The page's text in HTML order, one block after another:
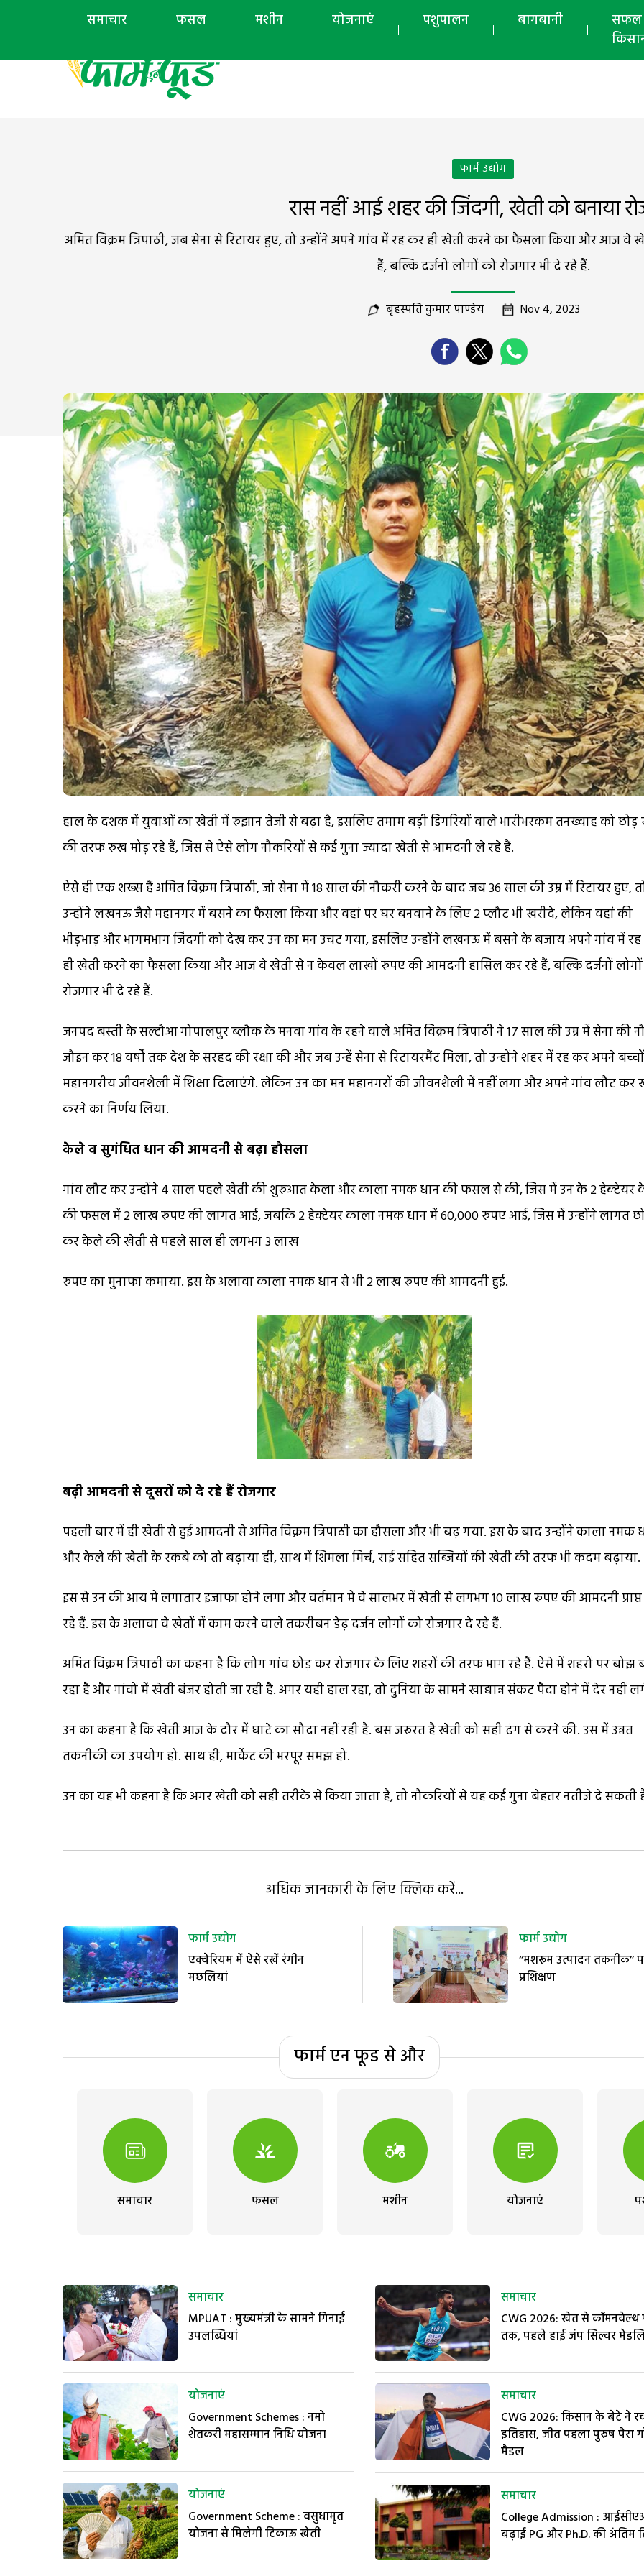
समाचार फसल मशीन योजनाएं पशुपालन बागबानी
सफल
फार्म उद्योग
रास नहीं आई शहर की जिंदगी, खेती को बनाया
अमित विक्रम त्रिपाठी, जब सेना से रिटायर हुए, तो उन्होंने अपने गांव में रह कर ही खेती करने का फैसला किया और
हैं, बल्कि दर्जनों लोगों को रोजगार भी दे रहे हैं.
बृहस्पति कुमार पाण्डेय Nov 4, 2023
हाल के दशक में युवाओं का खेती में रुझान तेजी से बढ़ा है, इसलिए तमाम बड़ी डिगरियों वाले भारीभरकम तनख्वाह को छोड़
की तरफ रुख मोड़ रहे हैं, जिस से ऐसे लोग नौकरियों से कई गुना ज्यादा खेती से आमदनी ले रहे हैं.
ऐसे ही एक शख्स हैं अमित विक्रम त्रिपाठी, जो सेना में 18 साल की नौकरी करने के बाद जब 36 साल की उम्र में रिटायर हुए,
उन्होंने लखनऊ जैसे महानगर में बसने का फैसला किया और वहां पर घर बनवाने के लिए 2 प्लौट भी खरीदे, लेकिन वहां की
भीड़भाड़ और भागमभाग जिंदगी को देख कर उन का मन उचट गया, इसलिए उन्होंने लखनऊ में बसने के बजाय अपने गांव में
ही खेती करने का फैसला किया और आज वे खेती से न केवल लाखों रुपए की आमदनी हासिल कर रहे हैं, बल्कि दर्जनों
रोजगार भी दे रहे हैं.
जनपद बस्ती के सल्टौआ गोपालपुर ब्लौक के मनवा गांव के रहने वाले अमित विक्रम त्रिपाठी ने 17 साल की उम्र में सेना की
जौइन कर 18 वर्षों तक देश के सरहद की रक्षा की और जब उन्हें सेना से रिटायरमैंट मिला, तो उन्होंने शहर में रह कर अपने
महानगरीय जीवनशैली में शिक्षा दिलाएंगे. लेकिन उन का मन महानगरों की जीवनशैली में नहीं लगा और अपने गांव लौट कर
करने का निर्णय लिया.
केले व सुगंधित धान की आमदनी से बढ़ा हौसला
गांव लौट कर उन्होंने 4 साल पहले खेती की शुरुआत केला और काला नमक धान की फसल से की, जिस में उन के 2 हेक्टेयर
की फसल में 2 लाख रुपए की लागत आई, जबकि 2 हेक्टेयर काला नमक धान में 60,000 रुपए आई, जिस में उन्होंने लागत
कर केले की खेती से पहले साल ही लगभग 3 लाख
रुपए का मुनाफा कमाया. इस के अलावा काला नमक धान से भी 2 लाख रुपए की आमदनी हुई.
बढ़ी आमदनी से दूसरों को दे रहे हैं रोजगार
पहली बार में ही खेती से हुई आमदनी से अमित विक्रम त्रिपाठी का हौसला और भी बढ़ गया. इस के बाद उन्होंने काला नमक
और केले की खेती के रकबे को तो बढ़ाया ही, साथ में शिमला मिर्च, राई सहित सब्जियों की खेती की तरफ भी कदम बढ़ाया.
इस से उन की आय में लगातार इजाफा होने लगा और वर्तमान में वे सालभर में खेती से लगभग 10 लाख रुपए की आमदनी
रहे हैं. इस के अलावा वे खेतों में काम करने वाले तकरीबन डेढ़ दर्जन लोगों को रोजगार दे रहे हैं.
अमित विक्रम त्रिपाठी का कहना है कि लोग गांव छोड़ कर रोजगार के लिए शहरों की तरफ भाग रहे हैं. ऐसे में शहरों पर बोझ
रहा है और गांवों में खेती बंजर होती जा रही है. अगर यही हाल रहा, तो दुनिया के सामने खाद्यान्न संकट पैदा होने में देर नहीं
उन का कहना है कि खेती आज के दौर में घाटे का सौदा नहीं रही है. बस जरूरत है खेती को सही ढंग से करने की. उस में उन्नत
तकनीकी का उपयोग हो. साथ ही, मार्केट की भरपूर समझ हो.
उन का यह भी कहना है कि अगर खेती को सही तरीके से किया जाता है, तो नौकरियों से यह कई गुना बेहतर नतीजे दे सकती
अधिक जानकारी के लिए क्लिक करें...
फार्म उद्योग
एक्वेरियम में ऐसे रखें रंगीन
मछलियां
फार्म उद्योग
‘‘मशरूम उत्पादन तकनीक’’
प्रशिक्षण
फार्म एन फूड से और
समाचार फसल मशीन योजनाएं
समाचार
MPUAT : मुख्यमंत्री के सामने गिनाईं
उपलब्धियां
योजनाएं
Government Schemes : नमो
शेतकरी महासम्मान निधि योजना
योजनाएं
Government Scheme : वसुधामृत
योजना से मिलेगी टिकाऊ खेती
समाचार
CWG 2026: खेत से कॉमनवेल्थ
तक, पहले हाई जंप सिल्वर
समाचार
CWG 2026: किसान के बेटे ने
इतिहास, जीत पहला पुरुष पैरा
मैडल
समाचार
College Admission :
बढ़ाई PG और Ph.D. की अंतिम